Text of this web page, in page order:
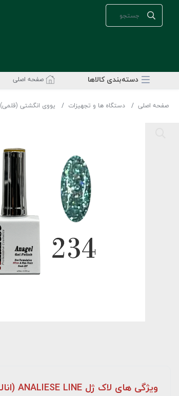
دسته‌بندی‌ کالاها صفحه اصلی
صفحه اصلی دستگاه ها و تجهیزات یووی انگشتی (قلمی)
ویژگی های لاک ژل ANALIESE LINE (انالیز لاین)